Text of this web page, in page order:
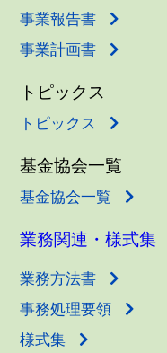
事業報告書
事業計画書
トピックス
トピックス
基金協会一覧
基金協会一覧
業務関連・様式集
業務方法書
事務処理要領
様式集